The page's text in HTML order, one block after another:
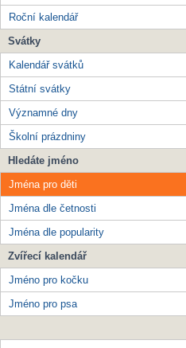
Roční kalendář
Svátky
Kalendář svátků
Státní svátky
Významné dny
Školní prázdniny
Hledáte jméno
Jména pro děti
Jména dle četnosti
Jména dle popularity
Zvířecí kalendář
Jméno pro kočku
Jméno pro psa